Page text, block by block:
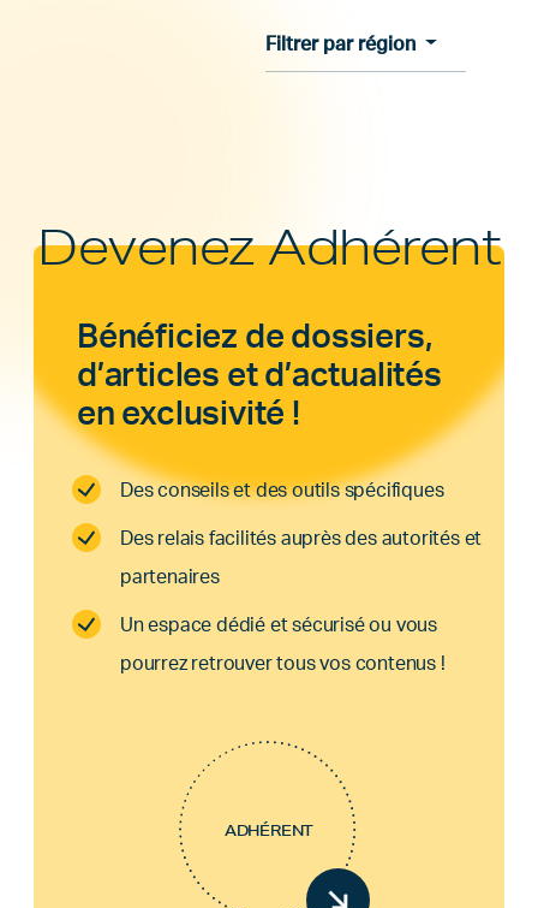
Filtrer par région
Devenez Adhérent
Bénéficiez de dossiers,
d’articles et d’actualités
en exclusivité !
Des conseils et des outils spécifiques
Des relais facilités auprès des autorités et
partenaires
Un espace dédié et sécurisé ou vous
pourrez retrouver tous vos contenus !
ADHÉRENT